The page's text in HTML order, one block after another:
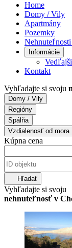
Home
Domy / Vily
Apartmány
Pozemky
Informácie
Kontakt
Vyhľadajte si svoju
Domy / Vily
Regióny
Spálňa
Vzdialenosť od mora
Kúpna cena
Hľadať
Vyhľadajte si svoju
nehnuteľnosť v